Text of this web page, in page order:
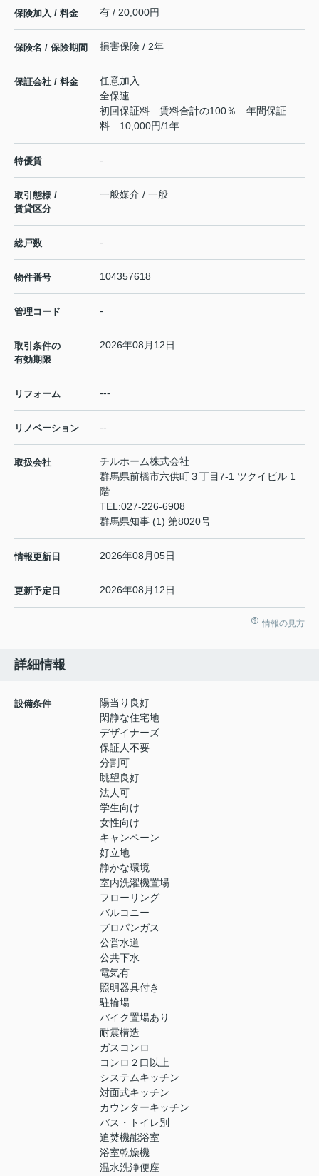
保険加入 / 料金 有 / 20,000円
保険名 / 保険期間 損害保険 / 2年
保証会社 / 料金
任意加入
全保連
初回保証料 賃料合計の100％ 年間保証
料 10,000円/1年
特優賃 -
取引態様 /
賃貸区分
一般媒介 / 一般
総戸数 -
物件番号 104357618
管理コード -
取引条件の
有効期限
2026年08月12日
リフォーム ---
リノベーション --
取扱会社
チルホーム株式会社
群馬県前橋市六供町３丁目7-1 ツクイビル 1
階
TEL:027-226-6908
群馬県知事 (1) 第8020号
情報更新日 2026年08月05日
更新予定日 2026年08月12日
情報の見方
詳細情報
設備条件
陽当り良好
閑静な住宅地
デザイナーズ
保証人不要
分割可
眺望良好
法人可
学生向け
女性向け
キャンペーン
好立地
静かな環境
室内洗濯機置場
フローリング
バルコニー
プロパンガス
公営水道
公共下水
電気有
照明器具付き
駐輪場
バイク置場あり
耐震構造
ガスコンロ
コンロ２口以上
システムキッチン
対面式キッチン
カウンターキッチン
バス・トイレ別
追焚機能浴室
浴室乾燥機
温水洗浄便座